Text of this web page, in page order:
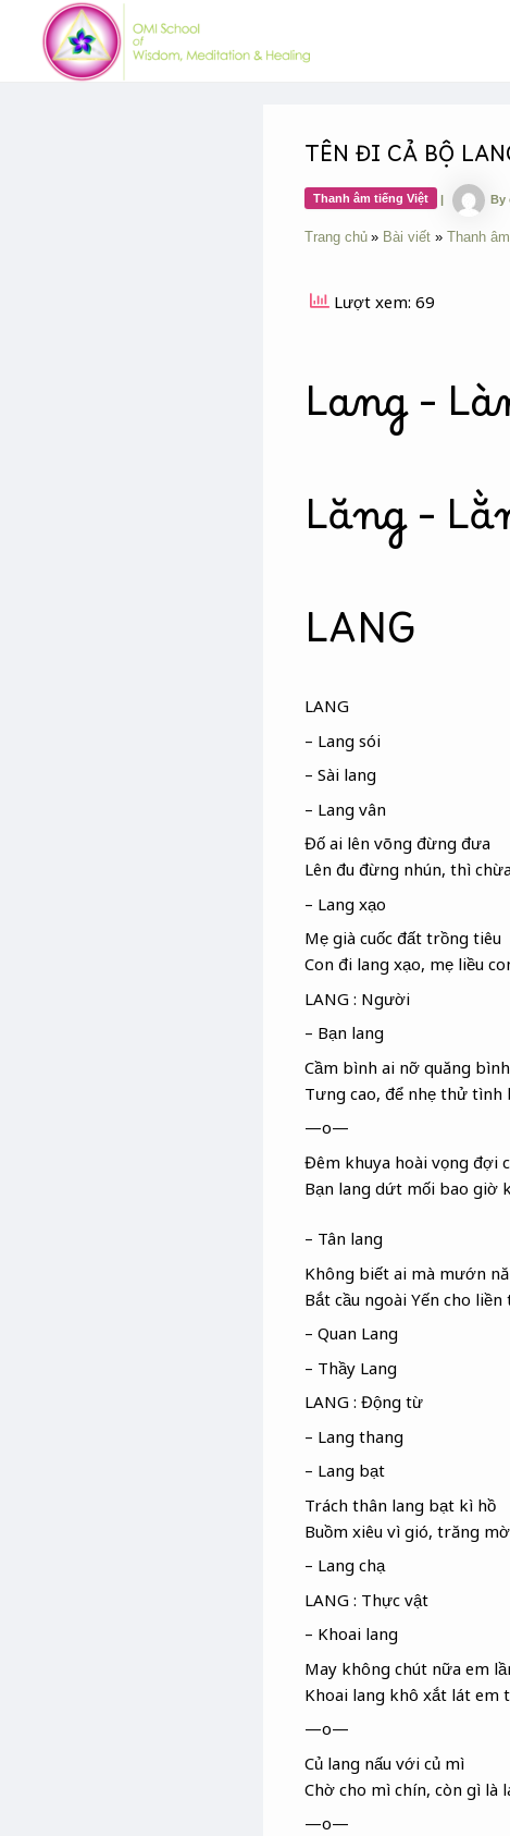
content
TÊN ĐI CẢ BỘ
Thanh âm tiếng Việt | By
Trang chủ Bài viết Thanh
Lượt xem: 69
Lang –
Lăng –
LANG
LANG
– Lang sói
– Sài lang
– Lang vân
Đố ai lên võng đừng đưa
Lên đu đừng nhún, thì
– Lang xạo
Mẹ già cuốc đất trồng tiêu
Con đi lang xạo, mẹ liều
LANG : Người
– Bạn lang
Cầm bình ai nỡ quăng bình
Tưng cao, để nhẹ thử tình
—o—
Đêm khuya hoài vọng đợi
Bạn lang dứt mối bao giờ
– Tân lang
Không biết ai mà mướn
Bắt cầu ngoài Yến cho liền
– Quan Lang
– Thầy Lang
LANG : Động từ
– Lang thang
– Lang bạt
Trách thân lang bạt kì hồ
Buồm xiêu vì gió, trăng
– Lang chạ
LANG : Thực vật
– Khoai lang
May không chút nữa em
Khoai lang khô xắt lát em
—o—
Củ lang nấu với củ mì
Chờ cho mì chín, còn gì là
—o—